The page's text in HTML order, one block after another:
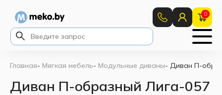
0
Главная- Мягкая мебель- Модульные диваны- Диван П-
Диван П-образный Лига-057